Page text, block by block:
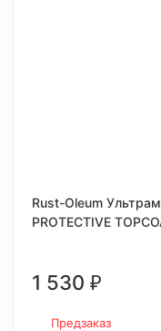
Rust-Oleum
PROTECTIVE
1 530 ₽
Предзаказ